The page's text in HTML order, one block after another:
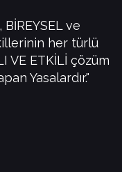
ve
her türlü
VE ETKİLİ çözüm
Yasalardır."